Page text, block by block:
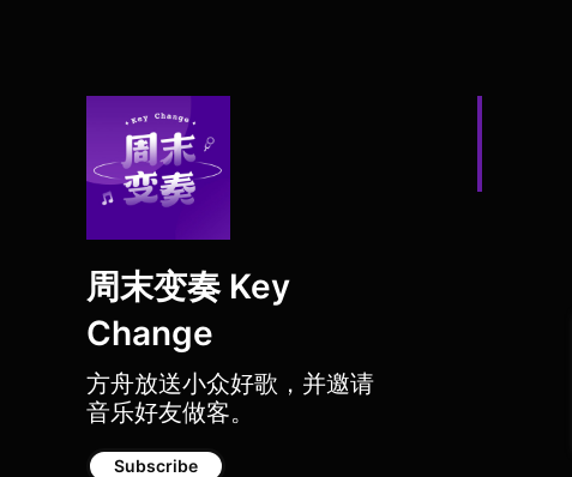
周末变奏 Key
Change
方舟放送小众好歌，并邀请
音乐好友做客。
Subscribe